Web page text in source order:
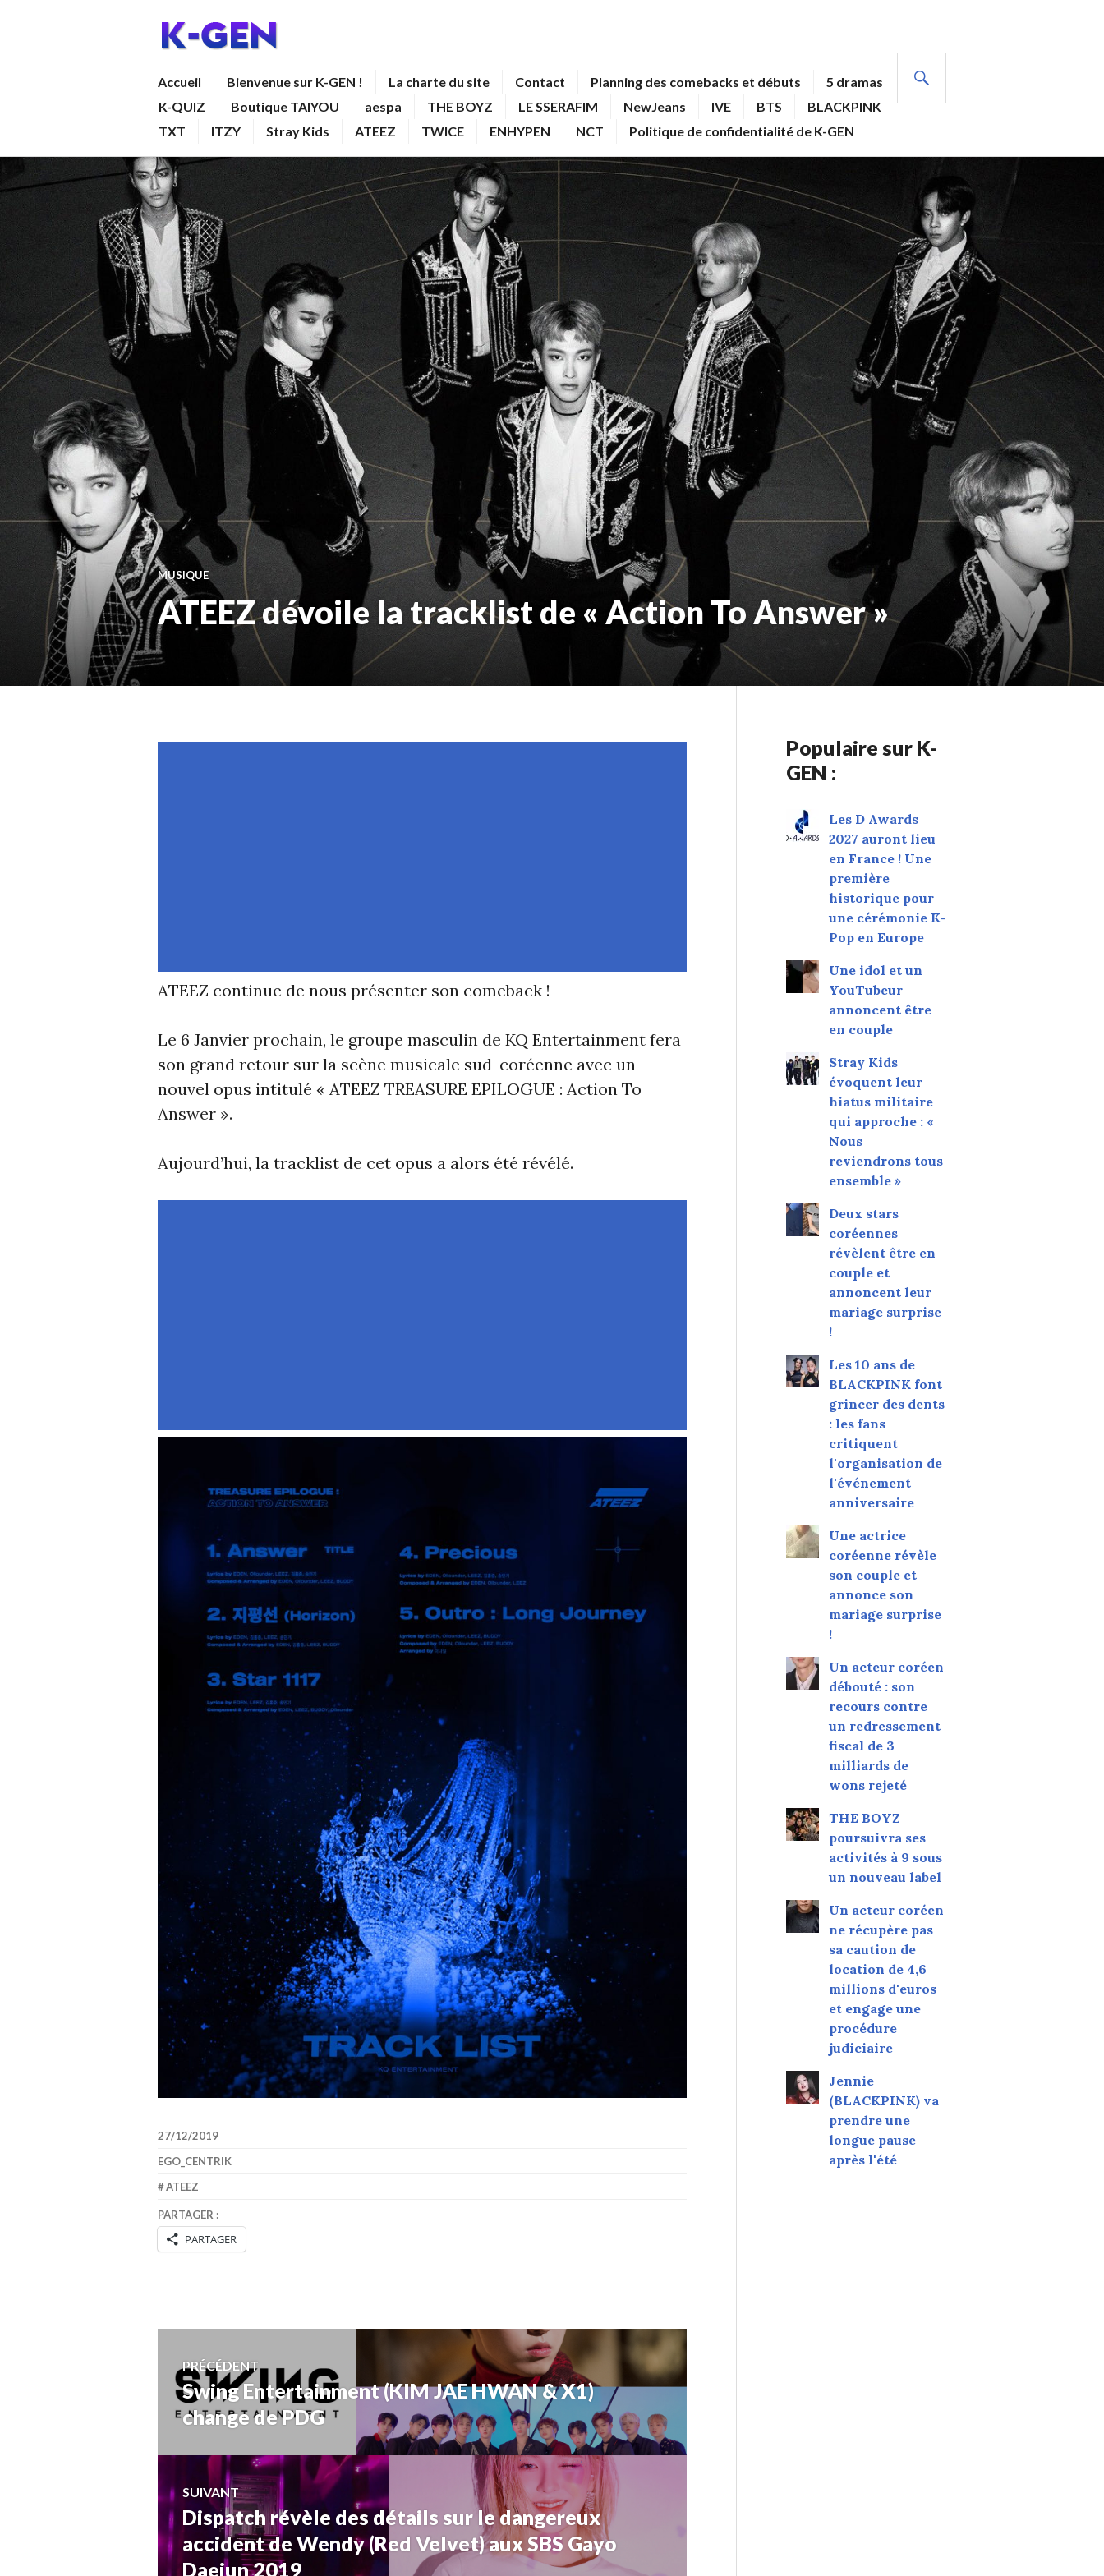
Accueil Bienvenue sur K-GEN ! La charte du site Contact Planning des comebacks et débuts
5 dramas
K-QUIZ
Boutique TAIYOU aespa THE BOYZ LE SSERAFIM NewJeans IVE BTS
BLACKPINK
TXT
ITZY Stray Kids ATEEZ TWICE ENHYPEN NCT Politique de confidentialité de K-GEN
MUSIQUE
ATEEZ dévoile la tracklist de « Action To Answer »
ATEEZ continue de nous présenter son comeback !
Le 6 Janvier prochain, le groupe masculin de KQ Entertainment fera
son grand retour sur la scène musicale sud-coréenne avec un
nouvel opus intitulé « ATEEZ TREASURE EPILOGUE : Action To
Answer ».
Aujourd’hui, la tracklist de cet opus a alors été révélé.
27/12/2019
EGO_CENTRIK
ATEEZ
PARTAGER :
PARTAGER
Navigation
de
l’article
PRÉCÉDENT
Article
précédent :
Swing Entertainment (KIM JAE HWAN & X1)
change de PDG
SUIVANT
Article
Suivant:
Dispatch révèle des détails sur le dangereux
accident de Wendy (Red Velvet) aux SBS Gayo
Daejun 2019
Populaire sur K-
GEN :
Les D Awards
2027 auront lieu
en France ! Une
première
historique pour
une cérémonie K-
Pop en Europe
Une idol et un
YouTubeur
annoncent être
en couple
Stray Kids
évoquent leur
hiatus militaire
qui approche : «
Nous
reviendrons tous
ensemble »
Deux stars
coréennes
révèlent être en
couple et
annoncent leur
mariage surprise
!
Les 10 ans de
BLACKPINK font
grincer des dents
: les fans
critiquent
l'organisation de
l'événement
anniversaire
Une actrice
coréenne révèle
son couple et
annonce son
mariage surprise
!
Un acteur coréen
débouté : son
recours contre
un redressement
fiscal de 3
milliards de
wons rejeté
THE BOYZ
poursuivra ses
activités à 9 sous
un nouveau label
Un acteur coréen
ne récupère pas
sa caution de
location de 4,6
millions d'euros
et engage une
procédure
judiciaire
Jennie
(BLACKPINK) va
prendre une
longue pause
après l'été